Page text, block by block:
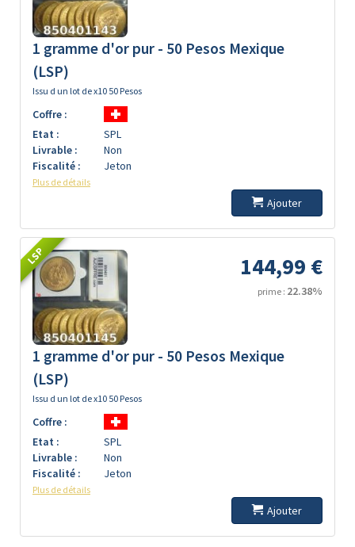
1 gramme d'or pur - 50 Pesos Mexique
(LSP)
Issu d un lot de x10 50 Pesos
Coffre :
Etat :
SPL
Livrable :
Non
Fiscalité :
Jeton
Plus de détails
Ajouter
LSP 144,99 €
prime : 22.38%
1 gramme d'or pur - 50 Pesos Mexique
(LSP)
Issu d un lot de x10 50 Pesos
Coffre :
Etat :
SPL
Livrable :
Non
Fiscalité :
Jeton
Plus de détails
Ajouter